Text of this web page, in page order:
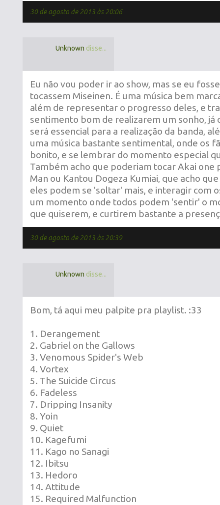
30 de agosto de 2013 às 20:06
Unknown disse...
Eu não vou poder ir ao show, mas se eu
tocassem Miseinen. É uma música bem
além de representar o progresso deles, e
sentimento bom de realizarem um sonho, já
será essencial para a realização da banda,
uma música bastante sentimental, onde os
bonito, e se lembrar do momento especial
Também acho que poderiam tocar Akai one
Man ou Kantou Dogeza Kumiai, que acho
eles podem se 'soltar' mais, e interagir com
um momento onde todos podem 'sentir' o
que quiserem, e curtirem bastante a
30 de agosto de 2013 às 20:39
Unknown disse...
Bom, tá aqui meu palpite pra playlist. :33
1. Derangement
2. Gabriel on the Gallows
3. Venomous Spider's Web
4. Vortex
5. The Suicide Circus
6. Fadeless
7. Dripping Insanity
8. Yoin
9. Quiet
10. Kagefumi
11. Kago no Sanagi
12. Ibitsu
13. Hedoro
14. Attitude
15. Required Malfunction